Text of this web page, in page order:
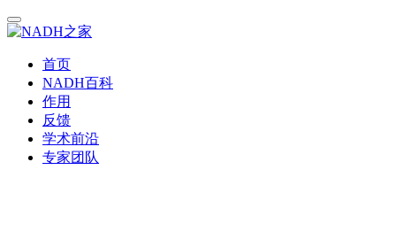
首页
NADH百科
作用
反馈
学术前沿
专家团队